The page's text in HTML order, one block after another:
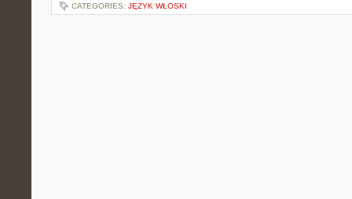
CATEGORIES: JĘZYK WŁOSKI